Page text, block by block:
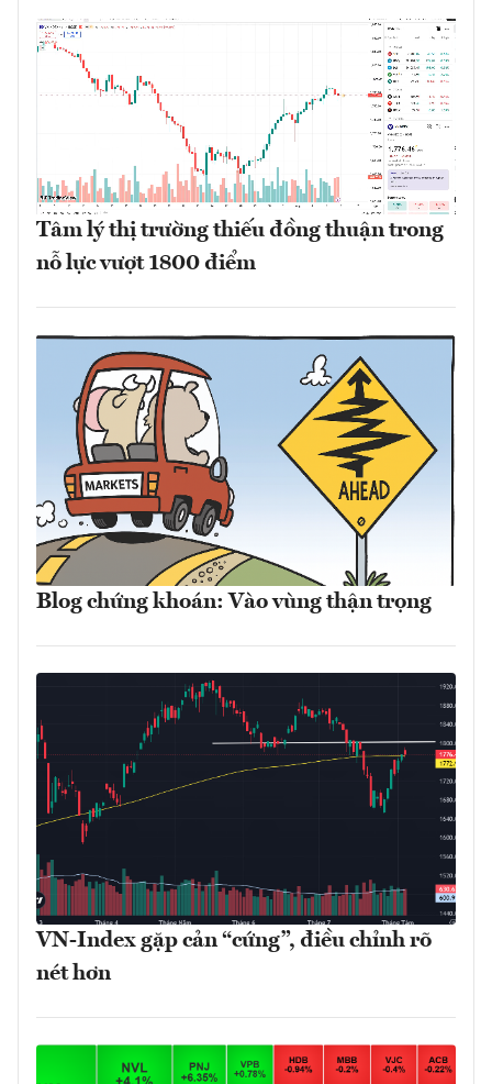
Tâm lý thị trường thiếu đồng thuận trong
nỗ lực vượt 1800 điểm
Blog chứng khoán: Vào vùng thận trọng
VN-Index gặp cản “cứng”, điều chỉnh rõ
nét hơn